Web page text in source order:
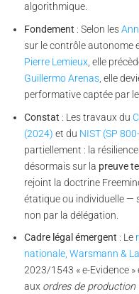
algorithmique.
Fondement : Selon les
sur le contrôle autonome
Pierre Lemieux, elle
Guillermo Arenas, elle
performative captée par
Constat : Les travaux du
(2024) et du NIST (SP
partiellement : la
désormais sur la preuve
rejoint la doctrine
étatique ou individuelle —
non par la délégation.
Cadre légal émergent : Le
nationale, Warsmann &
2023/1543 « e-Evidence
aux ordres de production